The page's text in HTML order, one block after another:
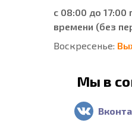
с 08:00 до
времени (без
Воскресенье:
Мы в